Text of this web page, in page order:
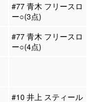
#77 青木 フリースロ
ー○(3点)
#77 青木 フリースロ
ー○(4点)
#10 井上 スティール